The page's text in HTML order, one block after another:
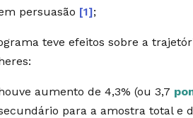
persuasão [1];
teve efeitos sobre a
aumento de 4,3% (ou 3,7
para a amostra total e